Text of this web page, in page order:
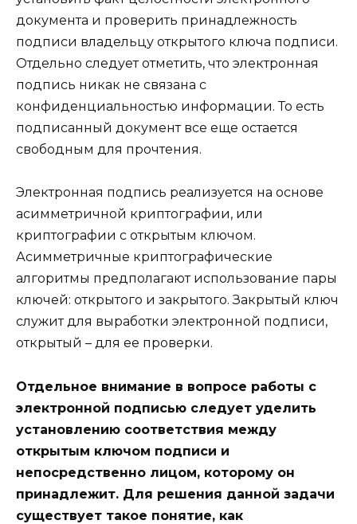
документа и проверить принадлежность
подписи владельцу открытого ключа подписи.
Отдельно следует отметить, что электронная
подпись никак не связана с
конфиденциальностью информации. То есть
подписанный документ все еще остается
свободным для прочтения.
Электронная подпись реализуется на основе
асимметричной криптографии, или
криптографии с открытым ключом.
Асимметричные криптографические
алгоритмы предполагают использование пары
ключей: открытого и закрытого. Закрытый ключ
служит для выработки электронной подписи,
открытый – для ее проверки.
Отдельное внимание в вопросе работы с
электронной подписью следует уделить
установлению соответствия между
открытым ключом подписи и
непосредственно лицом, которому он
принадлежит. Для решения данной задачи
существует такое понятие, как